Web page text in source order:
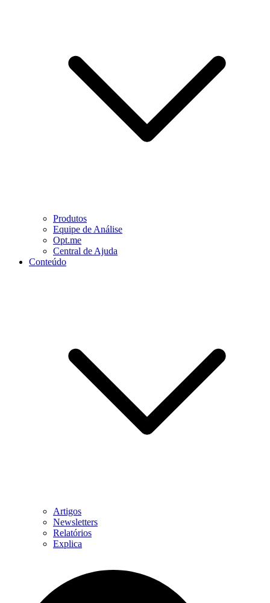
Produtos
Equipe de Análise
Opt.me
Central de Ajuda
Conteúdo
Artigos
Newsletters
Relatórios
Explica